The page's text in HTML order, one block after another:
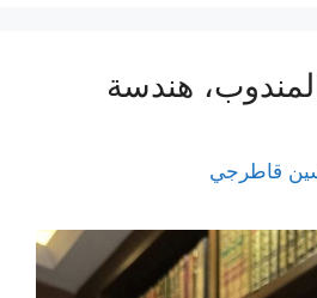
هندسة
قاطرجي